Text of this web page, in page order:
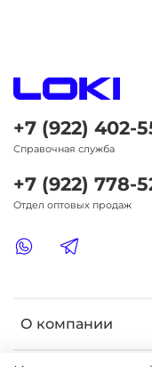
О компании
+7 (922) 402-
Справочная служба
+7 (922) 778-
Отдел оптовых продаж